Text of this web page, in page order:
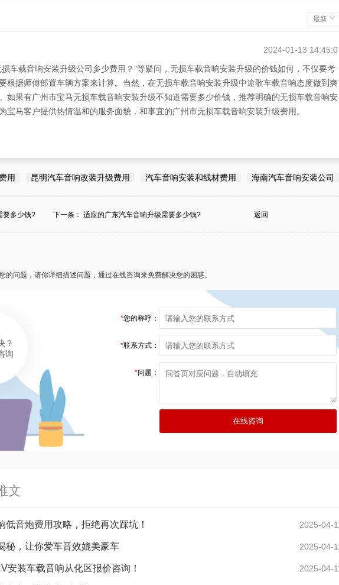
最新
2024-01-13
车载音响安装升级公司多少费用？”等疑问，无损车载音响安装升级的价钱如何，不仅要考
根据师傅部置车辆方案来计算。当然，在无损车载音响安装升级中途歌车载音响态度做到爽
如果有广州市宝马无损车载音响安装升级不知道需要多少价钱，推荐明确的无损车载音响安
宝马客户提供热情温和的服务面貌，和事宜的广州市无损车载音响安装升级费用。
2024-01-13
音响安装升级公司多少费用？”的疑问，建议选途歌车载音响宝马无损车载音响安装升级，不
用 昆明汽车音响改装升级费用 汽车音响安装和线材费用 海南汽车音响安装公司
要多少钱? 下一条： 适应的广东汽车音响升级需要多少钱? 返回
的问题，请你详细描述问题，通过在线咨询来免费解决您的困惑。
？
询
*您的称呼：
*联系方式：
*问题：
文
音炮费用攻略，拒绝再次踩坑！ 2025-04-
秘，让你爱车音效媲美豪车 2025-04-
安装车载音响从化区报价咨询！ 2025-04-